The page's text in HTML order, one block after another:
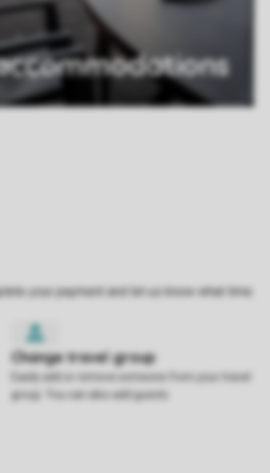
Easily add or remove someone from your travel
group. You can also add guests.